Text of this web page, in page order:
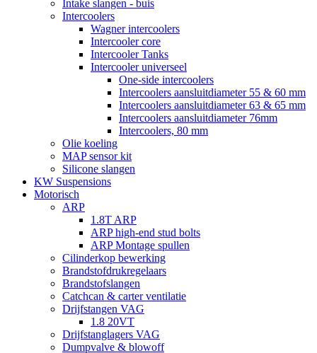
Intake slangen - buis
Intercoolers
Wagner intercoolers
Intercooler core
Intercooler Tanks
Intercooler universeel
One-side intercoolers
Intercoolers aansluitdiameter 55 & 60 mm
Intercoolers aansluitdiameter 63 & 65 mm
Intercoolers aansluitdiameter 76mm
Intercoolers, 80 mm
Olie koeling
MAP sensor kit
Silicone slangen
KW Suspensions
Motorisch
ARP
1.8T ARP
ARP high-end stud bolts
ARP Montage spullen
Cilinderkop bewerking
Brandstofdrukregelaars
Brandstofslangen
Catchcan & carter ventilatie
Drijfstangen VAG
1.8 20VT
Drijfstanglagers VAG
Dumpvalve & blowoff